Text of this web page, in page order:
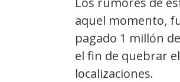
aquel momento,
pagado 1 millón
el fin de quebrar
localizaciones.